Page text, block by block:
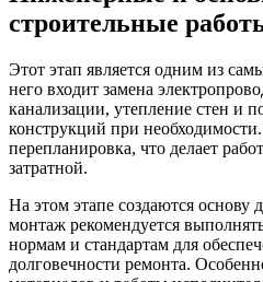
строительные
Этот этап является одним из
него входит замена
канализации, утепление стен и
конструкций при
перепланировка, что делает
затратной.
На этом этапе создаются основу
монтаж рекомендуется
нормам и стандартам для
долговечности ремонта.